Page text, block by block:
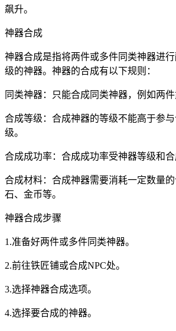
飙升。
神器合成
神器合成是指将两件或多件同类神器进
级的神器。神器的合成有以下规则：
同类神器：只能合成同类神器，例如两件
合成等级：合成神器的等级不能高于参
级。
合成成功率：合成成功率受神器等级和合
合成材料：合成神器需要消耗一定数量
石、金币等。
神器合成步骤
1.准备好两件或多件同类神器。
2.前往铁匠铺或合成NPC处。
3.选择神器合成选项。
4.选择要合成的神器。